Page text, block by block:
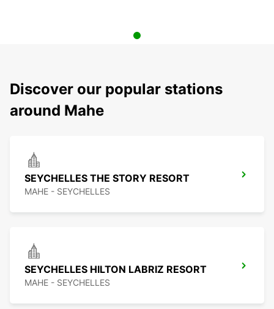
Discover our popular stations
around Mahe
SEYCHELLES THE STORY RESORT
MAHE - SEYCHELLES
SEYCHELLES HILTON LABRIZ RESORT
MAHE - SEYCHELLES